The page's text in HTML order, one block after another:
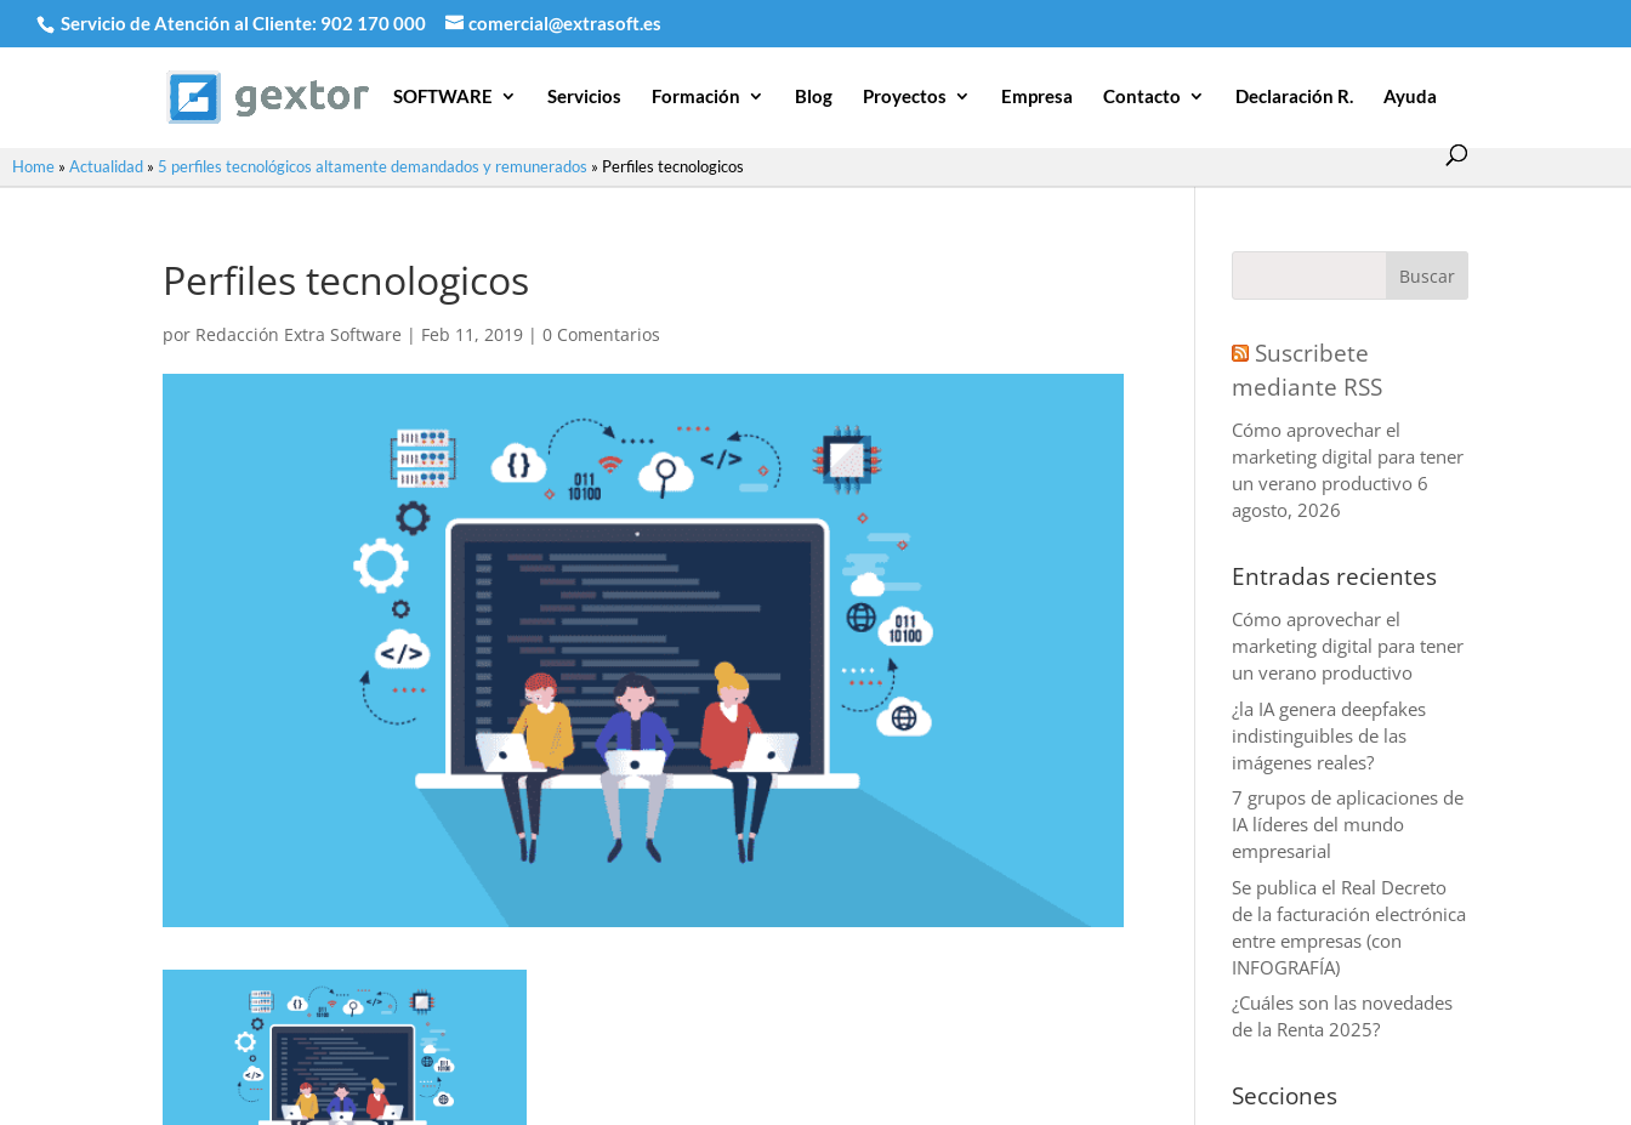
Servicio de Atención al Cliente: 902 170 000 comercial@extrasoft.es
SOFTWARE Servicios Formación Blog Proyectos Empresa Contacto Declaración R. Ayuda
Home » Actualidad » 5 perfiles tecnológicos altamente demandados y remunerados » Perfiles tecnologicos
Perfiles tecnologicos
por Redacción Extra Software | Feb 11, 2019 |0 Comentarios
Suscribete
mediante RSS
Cómo aprovechar el
marketing digital para tener
un verano productivo 6
agosto, 2026
Entradas recientes
Cómo aprovechar el
marketing digital para tener
un verano productivo
¿la IA genera deepfakes
indistinguibles de las
imágenes reales?
7 grupos de aplicaciones de
IA líderes del mundo
empresarial
Se publica el Real Decreto
de la facturación electrónica
entre empresas (con
INFOGRAFÍA)
¿Cuáles son las novedades
de la Renta 2025?
Secciones